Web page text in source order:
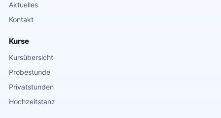
Aktuelles
Kontakt
Kurse
Kursübersicht
Probestunde
Privatstunden
Hochzeitstanz